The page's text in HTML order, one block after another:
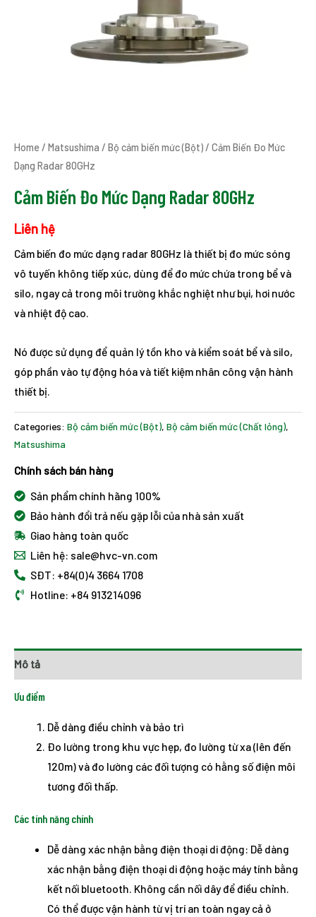
Home / Matsushima / Bộ cảm biến mức (Bột)/ Cảm Biến Đo Mức
Dạng Radar 80GHz
Cảm Biến Đo Mức Dạng Radar 80GHz
Liên hệ
Cảm biến đo mức dạng radar 80GHz là thiết bị đo mức sóng
vô tuyến không tiếp xúc, dùng để đo mức chứa trong bể và
silo, ngay cả trong môi trường khắc nghiệt như bụi, hơi nước
và nhiệt độ cao.
Nó được sử dụng để quản lý tồn kho và kiểm soát bể và silo,
góp phần vào tự động hóa và tiết kiệm nhân công vận hành
thiết bị.
Categories: Bộ cảm biến mức (Bột), Bộ cảm biến mức (Chất lỏng),
Matsushima
Chính sách bán hàng
Sản phẩm chính hãng 100%
Bảo hành đổi trả nếu gặp lỗi của nhà sản xuất
Giao hàng toàn quốc
Liên hệ: sale@hvc-vn.com
SĐT: +84(0)4 3664 1708
Hotline: +84 913214096
Mô tả
Ưu điểm
Dễ dàng điều chỉnh và bảo trì
Đo lường trong khu vực hẹp, đo lường từ xa (lên đến
120m) và đo lường các đối tượng có hằng số điện môi
tương đối thấp.
Các tính năng chính
Dễ dàng xác nhận bằng điện thoại di động: Dễ dàng
xác nhận bằng điện thoại di động hoặc máy tính bằng
kết nối bluetooth. Không cần nối dây để điều chỉnh.
Có thể được vận hành từ vị trí an toàn ngay cả ở